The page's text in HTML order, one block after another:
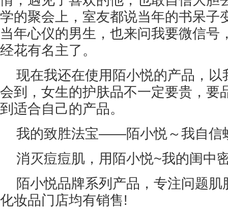
学的聚会上，室友都说当年的书呆子
当年心仪的男生，也来问我要微信号
经花有名主了。
现在我还在使用陌小悦的产品，以
会到，女生的护肤品不一定要贵，要
到适合自己的产品。
我的致胜法宝——陌小悦～我自信
消灭痘痘肌，用陌小悦~我的闺中
陌小悦品牌系列产品，专注问题
化妆品门店均有销售!